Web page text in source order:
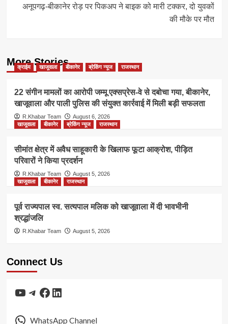
अनूपगढ़-बीकानेर रोड़ पर पिकअप ने बाइक को मारी टक्कर, दो युवकों
की मौके पर मौत
More Stories
क्राईम खाजूवाला बीकानेर ब्रेकिंग न्यूज राजस्थान
22 संगीन मामलों का आरोपी जम्मू एक्सप्रेस-वे से दबोचा गया, बीकानेर,
खाजूवाला और पाली पुलिस की संयुक्त कार्रवाई में मिली बड़ी सफलता
R.Khabar Team
August 6, 2026
खाजूवाला
बीकानेर ब्रेकिंग न्यूज राजस्थान
सीमांत क्षेत्र में अवैध साहूकारी के खिलाफ फूटा आक्रोश, पीड़ित
परिवारों ने किया प्रदर्शन
R.Khabar Team
August 5, 2026
खाजूवाला
बीकानेर राजस्थान
पूर्व राज्यपाल स्व. सत्यपाल मलिक को खाजूवाला में दी भावभीनी
श्रद्धांजलि
R.Khabar Team August 5, 2026
Connect Us
YouTube
Telegram
Facebook
LinkedIn
WhatsApp Channel